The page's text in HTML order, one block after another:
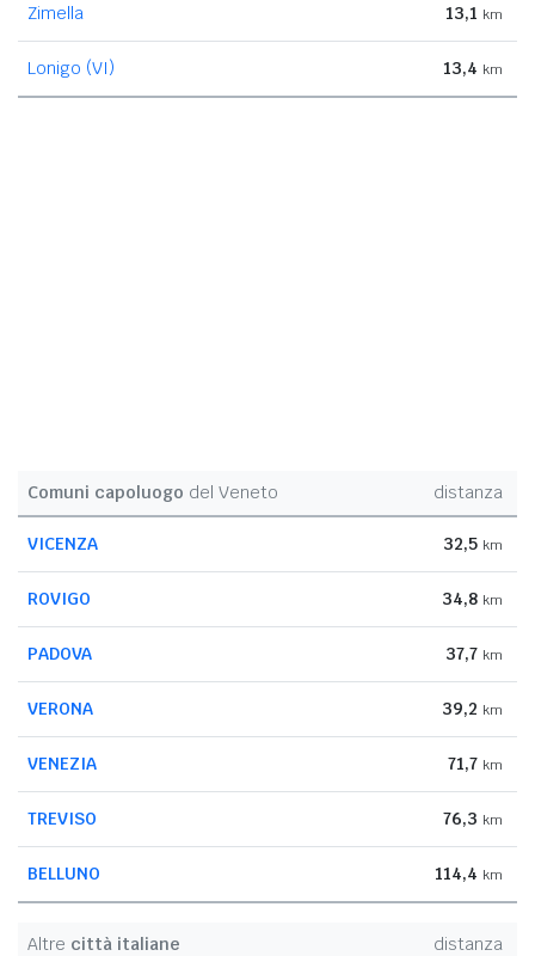
Zimella 13,1 km
Lonigo (VI) 13,4 km
Comuni capoluogo del Veneto distanza
VICENZA 32,5 km
ROVIGO 34,8 km
PADOVA 37,7 km
VERONA 39,2 km
VENEZIA 71,7 km
TREVISO 76,3 km
BELLUNO 114,4 km
Altre città italiane distanza